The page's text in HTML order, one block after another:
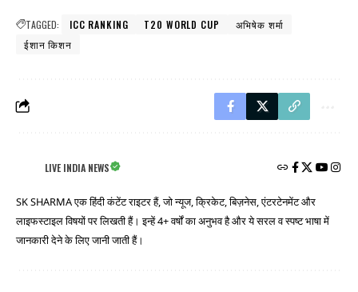
TAGGED: ICC RANKING T20 WORLD CUP
अभिषेक शर्मा
ईशान किशन
LIVE INDIA NEWS
SK SHARMA एक हिंदी कंटेंट राइटर हैं, जो न्यूज, क्रिकेट, बिज़नेस, एंटरटेनमेंट और
लाइफस्टाइल विषयों पर लिखती हैं। इन्हें 4+ वर्षों का अनुभव है और ये सरल व स्पष्ट भाषा में
जानकारी देने के लिए जानी जाती हैं।